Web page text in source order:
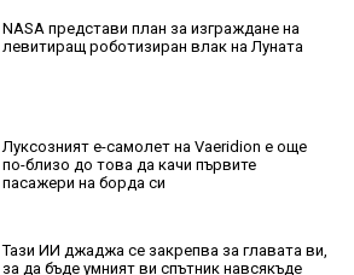
NASA представи план за изграждане на
левитиращ роботизиран влак на Луната
Луксозният е-самолет на Vaeridion е още
по-близо до това да качи първите
пасажери на борда си
Тази ИИ джаджа се закрепва за главата ви,
за да бъде умният ви спътник навсякъде